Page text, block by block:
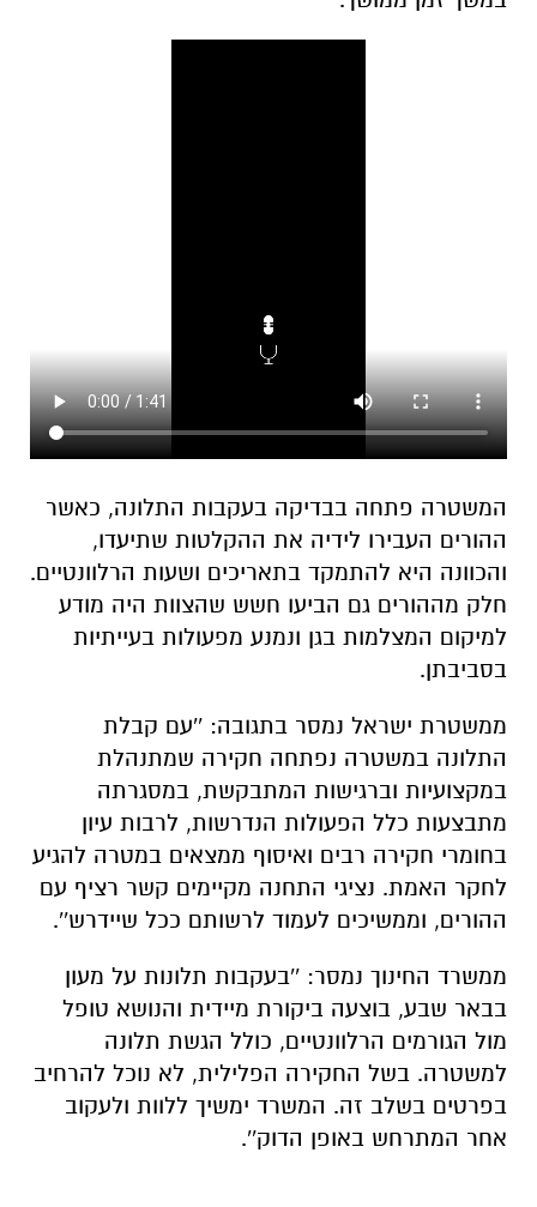
המשטרה פתחה בבדיקה בעקבות התלונה, כאשר
ההורים העבירו לידיה את ההקלטות שתיעדו,
והכוונה היא להתמקד בתאריכים ושעות הרלוונטיים.
חלק מההורים גם הביעו חשש שהצוות היה מודע
למיקום המצלמות בגן ונמנע מפעולות בעייתיות
בסביבתן.
ממשטרת ישראל נמסר בתגובה: ''עם קבלת
התלונה במשטרה נפתחה חקירה שמתנהלת
במקצועיות וברגישות המתבקשת, במסגרתה
מתבצעות כלל הפעולות הנדרשות, לרבות עיון
בחומרי חקירה רבים ואיסוף ממצאים במטרה להגיע
לחקר האמת. נציגי התחנה מקיימים קשר רציף עם
ההורים, וממשיכים לעמוד לרשותם ככל שיידרש''.
ממשרד החינוך נמסר: ''בעקבות תלונות על מעון
בבאר שבע, בוצעה ביקורת מיידית והנושא טופל
מול הגורמים הרלוונטיים, כולל הגשת תלונה
למשטרה. בשל החקירה הפלילית, לא נוכל להרחיב
בפרטים בשלב זה. המשרד ימשיך ללוות ולעקוב
אחר המתרחש באופן הדוק''.